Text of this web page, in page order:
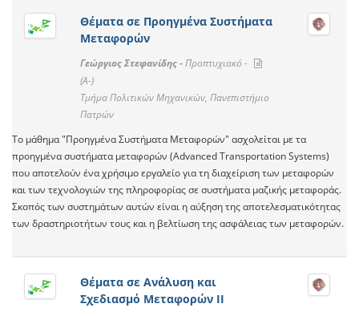
Θέματα σε Προηγμένα Συστήματα
Μεταφορών
Γεώργιος Στεφανίδης -Προπτυχιακό -
(A-)
Τμήμα Πολιτικών Μηχανικών, Πανεπιστήμιο
Πατρών
Το μάθημα "Προηγμένα Συστήματα Μεταφορών" ασχολείται με τα
προηγμένα συστήματα μεταφορών (Advanced Transportation Systems)
που αποτελούν ένα χρήσιμο εργαλείο για τη διαχείριση των μεταφορών
και των τεχνολογιών της πληροφορίας σε συστήματα μαζικής μεταφοράς.
Σκοπός των συστημάτων αυτών είναι η αύξηση της αποτελεσματικότητας
των δραστηριοτήτων τους και η βελτίωση της ασφάλειας των μεταφορών.
Θέματα σε Ανάλυση και
Σχεδιασμό Μεταφορών ΙΙ